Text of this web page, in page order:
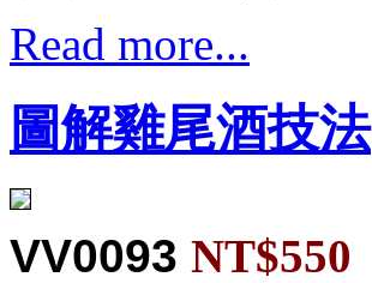
Read more...
圖解雞尾酒技法
VV0093 NT$550